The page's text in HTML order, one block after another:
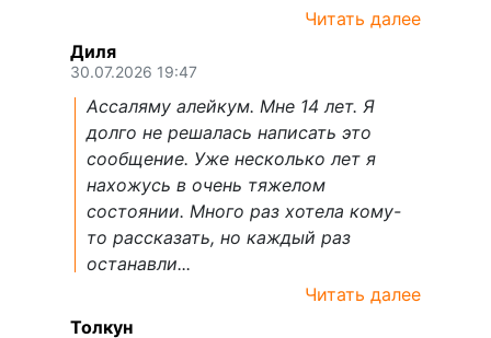
Читать далее
Диля
30.07.2026 19:47
Ассаляму алейкум. Мне 14 лет. Я
долго не решалась написать это
сообщение. Уже несколько лет я
нахожусь в очень тяжелом
состоянии. Много раз хотела кому-
то рассказать, но каждый раз
останавли...
Читать далее
Толкун